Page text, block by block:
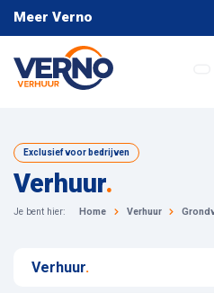
Meer Verno
Exclusief voor bedrijven
Verhuur.
Je bent hier: Home Verhuur
Verhuur.